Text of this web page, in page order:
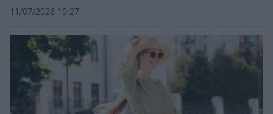
11/07/2026 19:27